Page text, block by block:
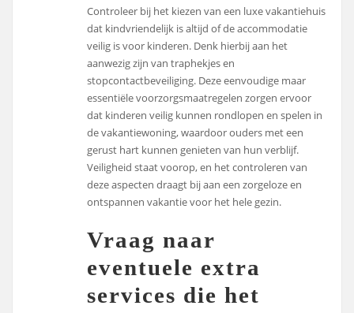
Controleer bij het kiezen van een luxe vakantiehuis
dat kindvriendelijk is altijd of de accommodatie
veilig is voor kinderen. Denk hierbij aan het
aanwezig zijn van traphekjes en
stopcontactbeveiliging. Deze eenvoudige maar
essentiële voorzorgsmaatregelen zorgen ervoor
dat kinderen veilig kunnen rondlopen en spelen in
de vakantiewoning, waardoor ouders met een
gerust hart kunnen genieten van hun verblijf.
Veiligheid staat voorop, en het controleren van
deze aspecten draagt bij aan een zorgeloze en
ontspannen vakantie voor het hele gezin.
Vraag naar
eventuele extra
services die het